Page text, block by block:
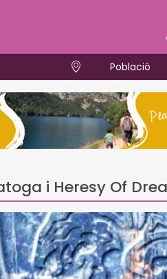
Població
i Heresy Of